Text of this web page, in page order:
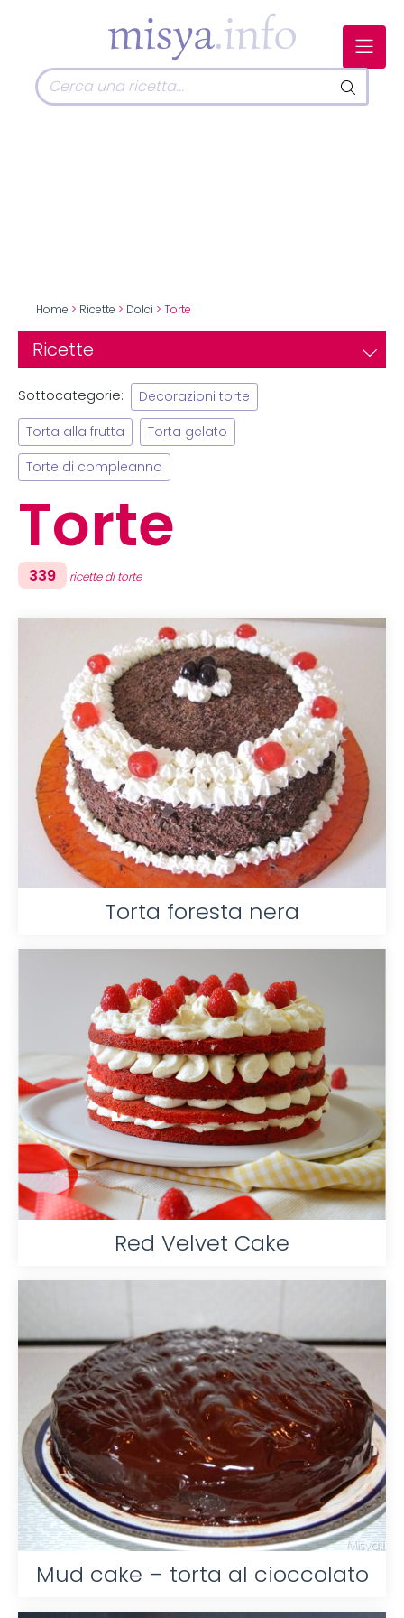
Home > Ricette > Dolci > Torte
Ricette
Sottocategorie: Decorazioni torte
Torta alla frutta Torta gelato
Torte di compleanno
Torte
339 ricette di torte
Torta foresta nera
Red Velvet Cake
Mud cake – torta al cioccolato